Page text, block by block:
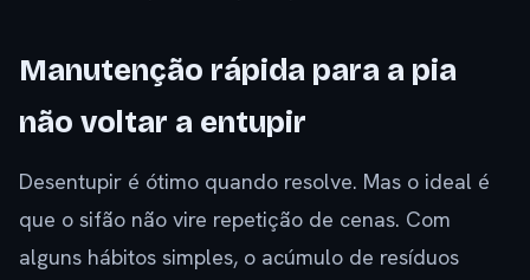
Manutenção rápida para a pia
não voltar a entupir
Desentupir é ótimo quando resolve. Mas o ideal é
que o sifão não vire repetição de cenas. Com
alguns hábitos simples, o acúmulo de resíduos